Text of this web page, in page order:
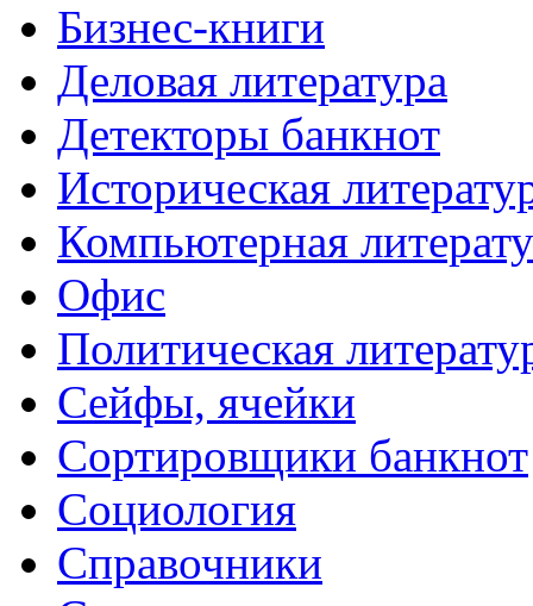
Бизнес-книги
Деловая литература
Детекторы банкнот
Историческая
Компьютерная
Офис
Политическая
Сейфы, ячейки
Сортировщики банкнот
Социология
Справочники